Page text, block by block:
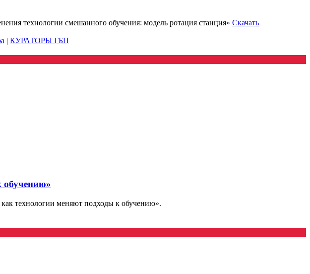
технологии смешанного обучения: модель ротация станция» Скачать
КУРАТОРЫ ГБП
обучению»
технологии меняют подходы к обучению».